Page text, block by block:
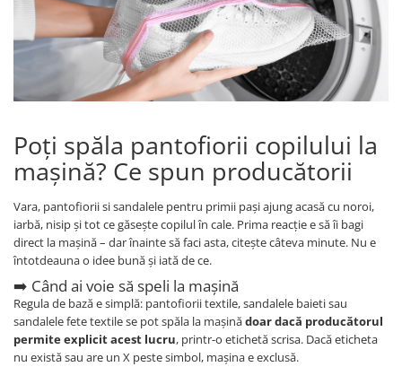
Tenisi
Poți spăla pantofiorii copilului la
mașină? Ce spun producătorii
Vara, pantofiorii si sandalele pentru primii pași ajung acasă cu noroi,
iarbă, nisip și tot ce găsește copilul în cale. Prima reacție e să îi bagi
direct la mașină – dar înainte să faci asta, citește câteva minute. Nu e
întotdeauna o idee bună și iată de ce.
➡️ Când ai voie să speli la mașină
Regula de bază e simplă: pantofiorii textile, sandalele baieti sau
sandalele fete textile se pot spăla la mașinădoar dacă producătorul
permite explicit acest lucru, printr-o etichetă scrisa. Dacă eticheta
nu există sau are un X peste simbol, mașina e exclusă.